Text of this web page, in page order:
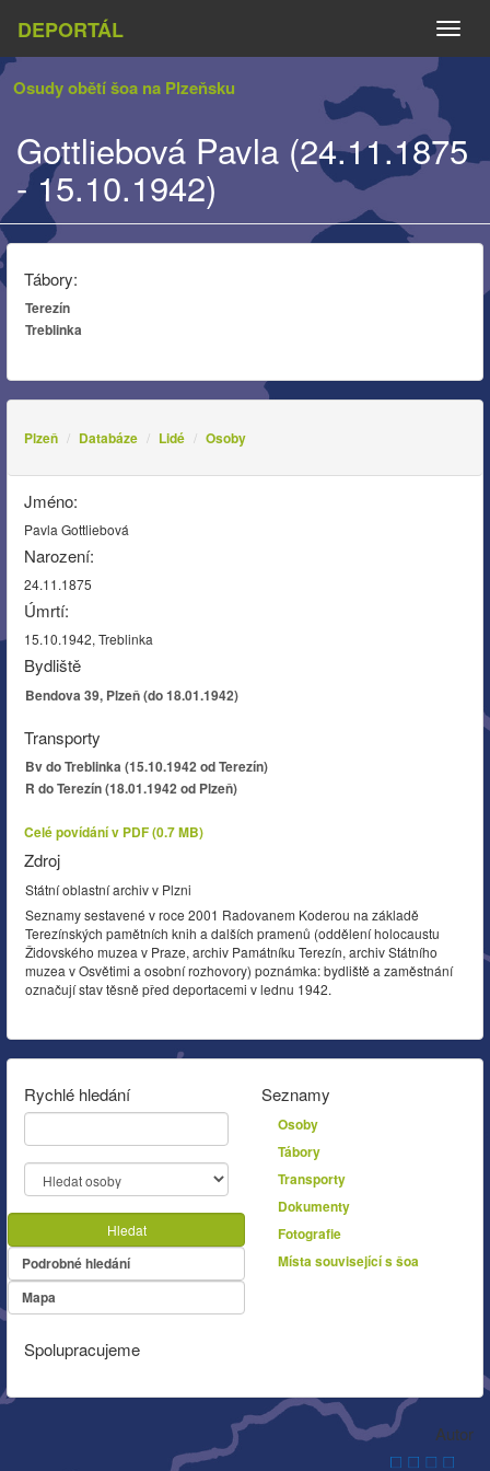
DEPORTÁL
Osudy obětí šoa na Plzeňsku
Gottliebová Pavla (24.11.1875
- 15.10.1942)
Tábory:
Terezín
Treblinka
Plzeň Databáze Lidé Osoby
Jméno:
Pavla Gottliebová
Narození:
24.11.1875
Úmrtí:
15.10.1942, Treblinka
Bydliště
Bendova 39, Plzeň (do 18.01.1942)
Transporty
Bv do Treblinka (15.10.1942 od Terezín)
R do Terezín (18.01.1942 od Plzeň)
Celé povídání v PDF (0.7 MB)
Zdroj
Státní oblastní archiv v Plzni
Seznamy sestavené v roce 2001 Radovanem Koderou na základě
Terezínských pamětních knih a dalších pramenů (oddělení holocaustu
Židovského muzea v Praze, archiv Památníku Terezín, archiv Státního
muzea v Osvětimi a osobní rozhovory) poznámka: bydliště a zaměstnání
označují stav těsně před deportacemi v lednu 1942.
Rychlé hledání
Hledat
Podrobné hledání
Mapa
Seznamy
Osoby
Tábory
Transporty
Dokumenty
Fotografie
Místa související s šoa
Spolupracujeme
Autor